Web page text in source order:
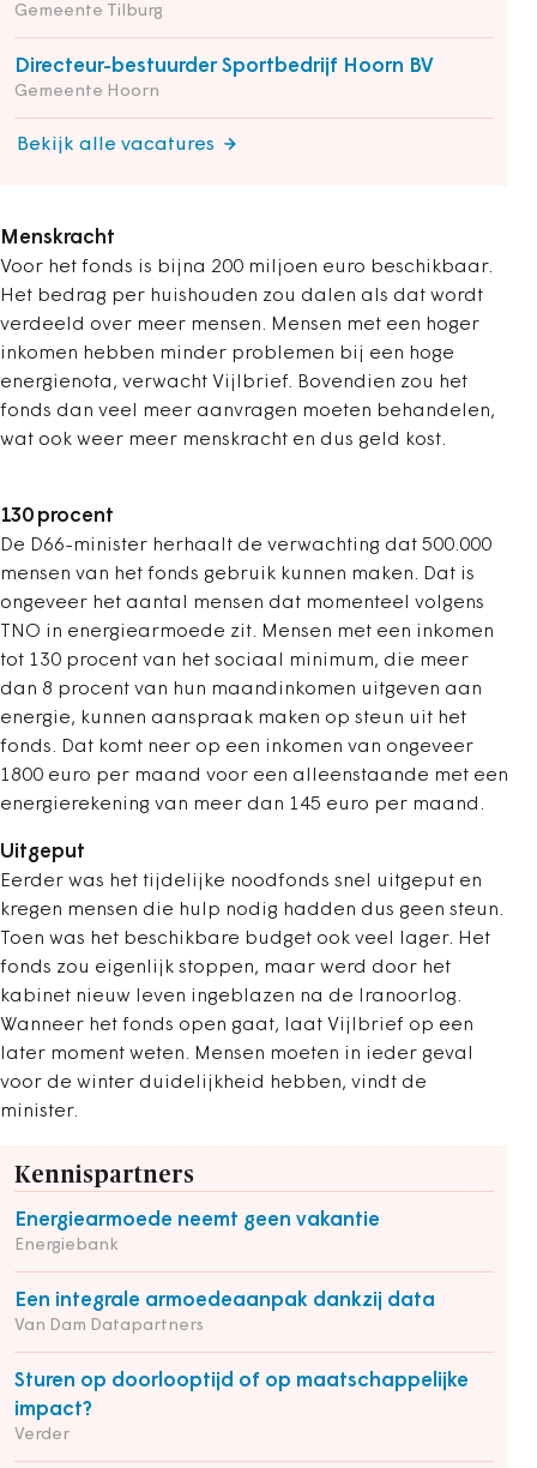
Gemeente Tilburg
Directeur-bestuurder Sportbedrijf Hoorn BV
Gemeente Hoorn
Bekijk alle vacatures
Menskracht
Voor het fonds is bijna 200 miljoen euro beschikbaar.
Het bedrag per huishouden zou dalen als dat wordt
verdeeld over meer mensen. Mensen met een hoger
inkomen hebben minder problemen bij een hoge
energienota, verwacht Vijlbrief. Bovendien zou het
fonds dan veel meer aanvragen moeten behandelen,
wat ook weer meer menskracht en dus geld kost.
130 procent
De D66-minister herhaalt de verwachting dat 500.000
mensen van het fonds gebruik kunnen maken. Dat is
ongeveer het aantal mensen dat momenteel volgens
TNO in energiearmoede zit. Mensen met een inkomen
tot 130 procent van het sociaal minimum, die meer
dan 8 procent van hun maandinkomen uitgeven aan
energie, kunnen aanspraak maken op steun uit het
fonds. Dat komt neer op een inkomen van ongeveer
1800 euro per maand voor een alleenstaande met een
energierekening van meer dan 145 euro per maand.
Uitgeput
Eerder was het tijdelijke noodfonds snel uitgeput en
kregen mensen die hulp nodig hadden dus geen steun.
Toen was het beschikbare budget ook veel lager. Het
fonds zou eigenlijk stoppen, maar werd door het
kabinet nieuw leven ingeblazen na de Iranoorlog.
Wanneer het fonds open gaat, laat Vijlbrief op een
later moment weten. Mensen moeten in ieder geval
voor de winter duidelijkheid hebben, vindt de
minister.
Kennispartners
Energiearmoede neemt geen vakantie
Energiebank
Een integrale armoedeaanpak dankzij data
Van Dam Datapartners
Sturen op doorlooptijd of op maatschappelijke
impact?
Verder